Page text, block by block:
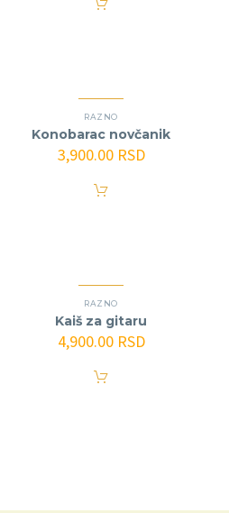
RAZNO
Konobarac novčanik
3,900.00 RSD
RAZNO
Kaiš za gitaru
4,900.00 RSD